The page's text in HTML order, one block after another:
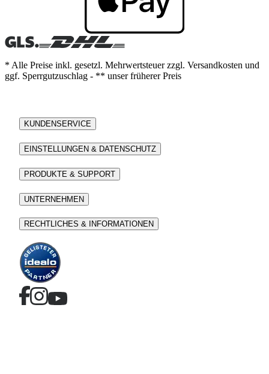
* Alle Preise inkl. gesetzl. Mehrwertsteuer zzgl. Versandkosten und
ggf. Sperrgutzuschlag - ** unser früherer Preis
KUNDENSERVICE
EINSTELLUNGEN & DATENSCHUTZ
PRODUKTE & SUPPORT
UNTERNEHMEN
RECHTLICHES & INFORMATIONEN